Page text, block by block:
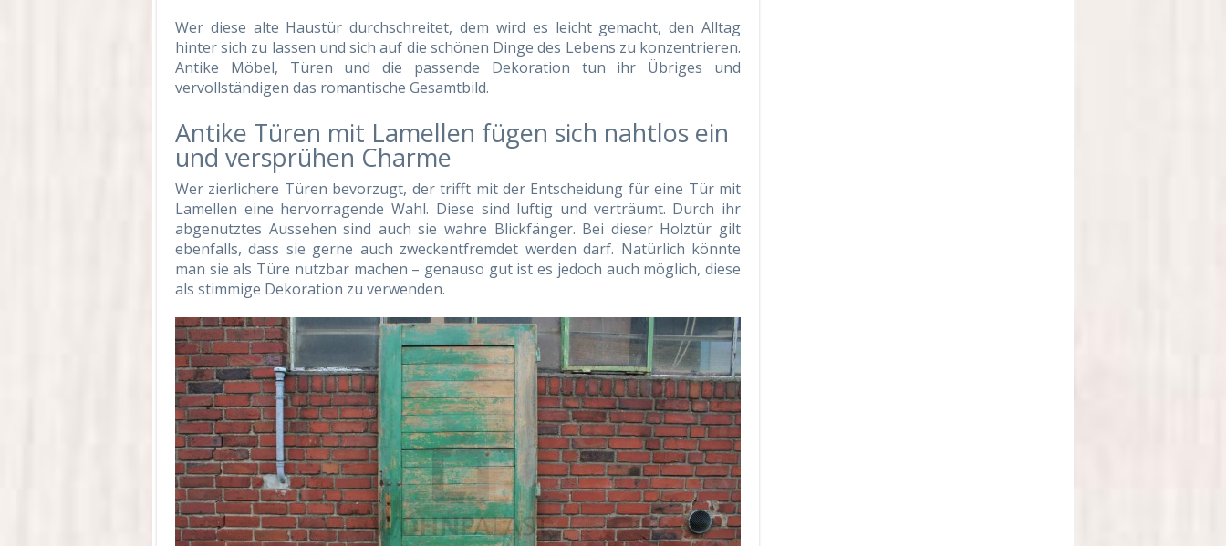
Wer diese alte Haustür durchschreitet, dem wird es leicht gemacht, den Alltag
hinter sich zu lassen und sich auf die schönen Dinge des Lebens zu konzentrieren.
Antike Möbel, Türen und die passende Dekoration tun ihr Übriges und
vervollständigen das romantische Gesamtbild.
Antike Türen mit Lamellen fügen sich nahtlos ein
und versprühen Charme
Wer zierlichere Türen bevorzugt, der trifft mit der Entscheidung für eine Tür mit
Lamellen eine hervorragende Wahl. Diese sind luftig und verträumt. Durch ihr
abgenutztes Aussehen sind auch sie wahre Blickfänger. Bei dieser Holztür gilt
ebenfalls, dass sie gerne auch zweckentfremdet werden darf. Natürlich könnte
man sie als Türe nutzbar machen – genauso gut ist es jedoch auch möglich, diese
als stimmige Dekoration zu verwenden.